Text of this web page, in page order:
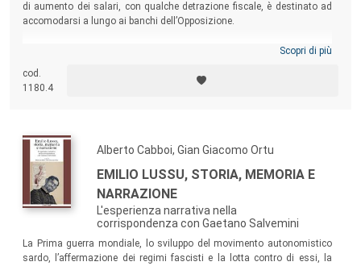
di aumento dei salari, con qualche detrazione fiscale, è destinato ad
accomodarsi a lungo ai banchi dell’Opposizione.
Scopri di più
cod.
1180.4
Alberto Cabboi, Gian Giacomo Ortu
EMILIO LUSSU, STORIA, MEMORIA E
NARRAZIONE
L'esperienza narrativa nella
corrispondenza con Gaetano Salvemini
La Prima guerra mondiale, lo sviluppo del movimento autonomistico
sardo, l’affermazione dei regimi fascisti e la lotta contro di essi, la